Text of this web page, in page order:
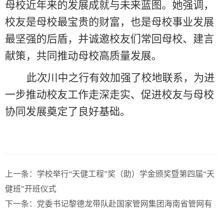
母校近年来的发展成就与未来蓝图。 她强调 ，
校友是母校最宝贵的财富， 也是母校事业发展
最坚强的后盾， 并诚邀校友们常回母校、 建言
献策，共同推动母校高质量发展。
此次川中之行有效加强了校地联系，为进
一步推动校友工作走深走实、促进校友与母校
协同发展奠定了良好基础。
上一条： 学校举行“天健工程”奖（助）学金颁奖暨第四届“天
健班”开班仪式
下一条： 党委书记黎德龙带队赴国家管网集团海南省管网有